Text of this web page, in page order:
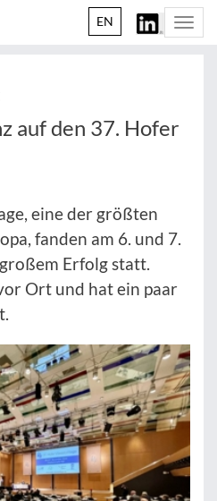
EN
auf den 37. Hofer
eine der größten
fanden am 6. und 7.
Erfolg statt.
Ort und hat ein paar